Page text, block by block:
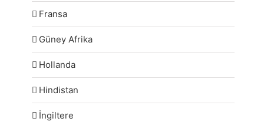
Fransa
Güney Afrika
Hollanda
Hindistan
İngiltere